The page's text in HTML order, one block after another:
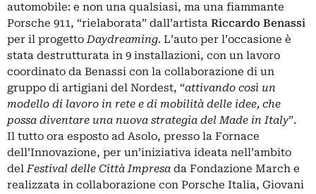
automobile: e non una qualsiasi, ma una fiammante
Porsche 911, “rielaborata” dall’artista Riccardo Benassi
per il progettoDaydreaming. L’auto per l’occasione è
stata destrutturata in 9 installazioni, con un lavoro
coordinato da Benassi con la collaborazione di un
gruppo di artigiani del Nordest, “attivando così un
modello di lavoro in rete e di mobilità delle idee, che
possa diventare una nuova strategia del Made in Italy”.
Il tutto ora esposto ad Asolo, presso la Fornace
dell’Innovazione, per un’iniziativa ideata nell’ambito
delFestival delle Città Impresa da Fondazione March e
realizzata in collaborazione con Porsche Italia, Giovani